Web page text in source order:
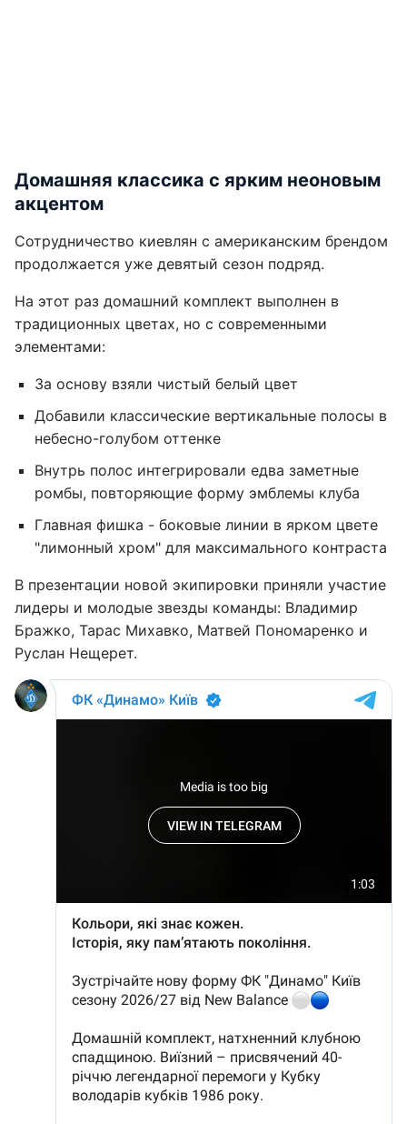
Домашняя классика с ярким неоновым
акцентом
Сотрудничество киевлян с американским брендом
продолжается уже девятый сезон подряд.
На этот раз домашний комплект выполнен в
традиционных цветах, но с современными
элементами:
За основу взяли чистый белый цвет
Добавили классические вертикальные полосы в
небесно-голубом оттенке
Внутрь полос интегрировали едва заметные
ромбы, повторяющие форму эмблемы клуба
Главная фишка - боковые линии в ярком цвете
"лимонный хром" для максимального контраста
В презентации новой экипировки приняли участие
лидеры и молодые звезды команды: Владимир
Бражко, Тарас Михавко, Матвей Пономаренко и
Руслан Нещерет.